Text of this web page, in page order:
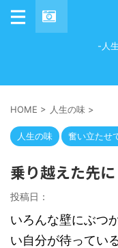
-人
HOME > 人生の味 >
人生の味 奮い立たせ
乗り越えた先
投稿日：
いろんな壁にぶつ
い自分が待っている